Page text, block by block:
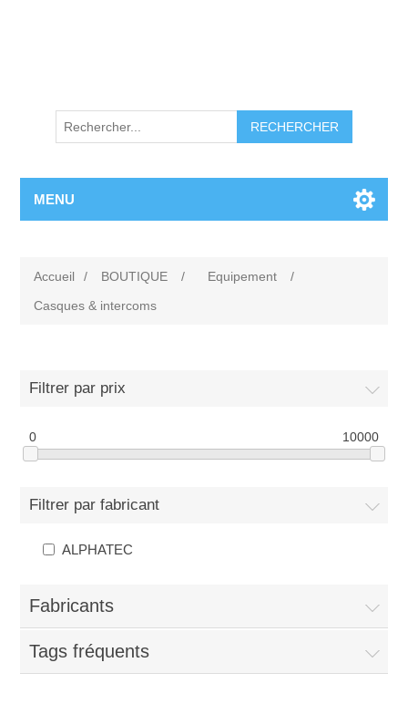
RECHERCHER
MENU
Accueil / BOUTIQUE / Equipement
/
Casques & intercoms
Filtrer par prix
0 10000
Filtrer par fabricant
ALPHATEC
Fabricants
Tags fréquents